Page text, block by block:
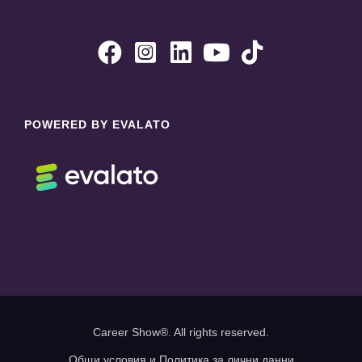
    
POWERED BY EVALATO
Career Show®. All rights reserved.